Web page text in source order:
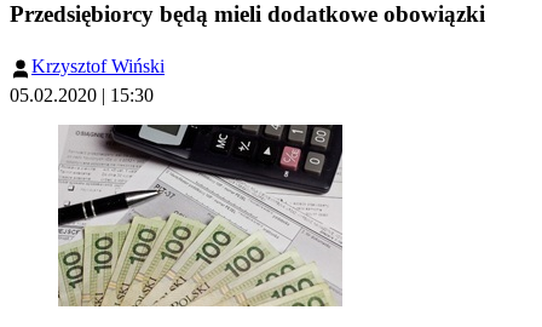
Przedsiębiorcy będą mieli dodatkowe obowiązki
Krzysztof Wiński
05.02.2020 | 15:30